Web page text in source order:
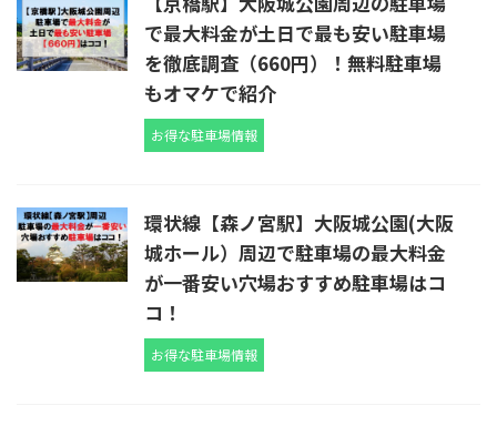
で最大料金が土日で最も安い駐車場
を徹底調査（660円）！無料駐車場
もオマケで紹介
お得な駐車場情報
環状線【森ノ宮駅】大阪城公園(大阪
城ホール）周辺で駐車場の最大料金
が一番安い穴場おすすめ駐車場はコ
コ！
お得な駐車場情報